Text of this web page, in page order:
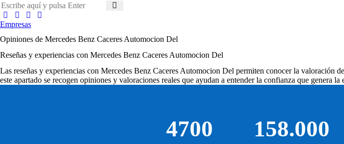
Empresas
Opiniones de Mercedes Benz Caceres Automocion Del
Reseñas y experiencias con Mercedes Benz Caceres Automocion Del
Las reseñas y experiencias con Mercedes Benz Caceres Automocion Del permiten conocer la valoración
este apartado se recogen opiniones y valoraciones reales que ayudan a entender la confianza que genera la
4700 158.000